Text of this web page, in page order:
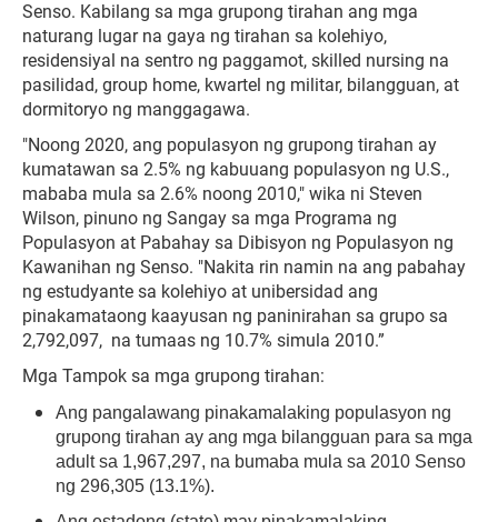
Senso. Kabilang sa mga grupong tirahan ang mga
naturang lugar na gaya ng tirahan sa kolehiyo,
residensiyal na sentro ng paggamot, skilled nursing na
pasilidad, group home, kwartel ng militar, bilangguan, at
dormitoryo ng manggagawa.
"Noong 2020, ang populasyon ng grupong tirahan ay
kumatawan sa 2.5% ng kabuuang populasyon ng U.S.,
mababa mula sa 2.6% noong 2010," wika ni Steven
Wilson, pinuno ng Sangay sa mga Programa ng
Populasyon at Pabahay sa Dibisyon ng Populasyon ng
Kawanihan ng Senso. "Nakita rin namin na ang pabahay
ng estudyante sa kolehiyo at unibersidad ang
pinakamataong kaayusan ng paninirahan sa grupo sa
2,792,097, na tumaas ng 10.7% simula 2010.”
Mga Tampok sa mga grupong tirahan:
Ang pangalawang pinakamalaking populasyon ng
grupong tirahan ay ang mga bilangguan para sa mga
adult sa 1,967,297, na bumaba mula sa 2010 Senso
ng 296,305 (13.1%).